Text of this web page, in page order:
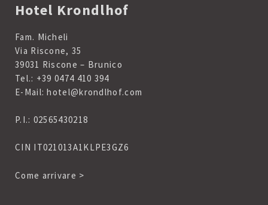
Hotel Krondlhof
Fam. Micheli
Via Riscone, 35
39031 Riscone – Brunico
Tel.: +39 0474 410 394
E-Mail:hotel@krondlhof.com
P.I.: 02565430218
CIN IT021013A1KLPE3GZ6
Come arrivare >